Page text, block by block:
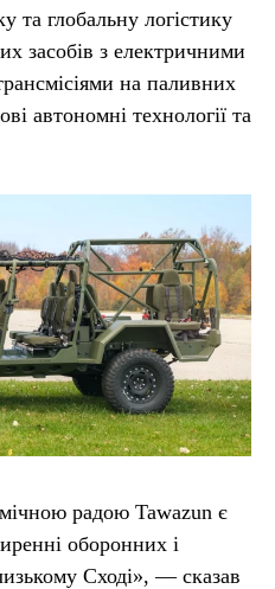
та глобальну логістику
засобів з електричними
на паливних
автономні технології та
радою Tawazun є
оборонних і
Сході», — сказав